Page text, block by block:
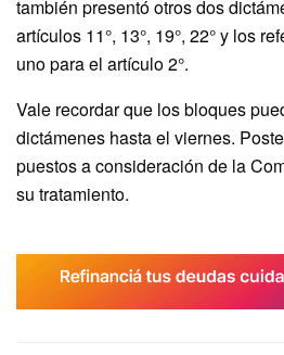
también presentó otros dos
artículos 11°, 13°, 19°, 22° y los
uno para el artículo 2°.
Vale recordar que los bloques
dictámenes hasta el viernes.
puestos a consideración de la
su tratamiento.